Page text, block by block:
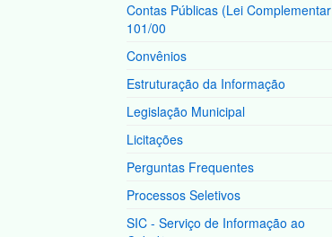
Contas Públicas (Lei Complementar
101/00
Convênios
Estruturação da Informação
Legislação Municipal
Licitações
Perguntas Frequentes
Processos Seletivos
SIC - Serviço de Informação ao